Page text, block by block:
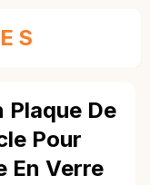
Plaque De
Pour
En Verre